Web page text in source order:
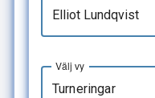
Turneringar
Välj vy